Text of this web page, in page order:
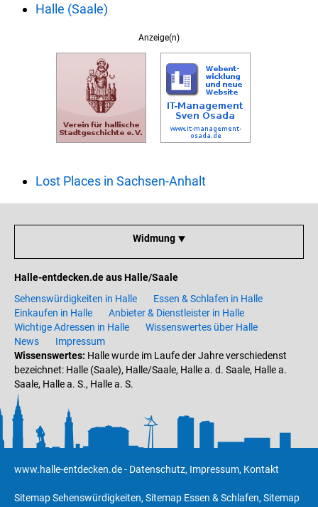
Halle (Saale)
Anzeige(n)
Lost Places in Sachsen-Anhalt
Widmung ⯆
Halle-entdecken.de aus Halle/Saale
Sehenswürdigkeiten in Halle
Essen & Schlafen in Halle
Einkaufen in Halle
Anbieter & Dienstleister in Halle
Wichtige Adressen in Halle
Wissenswertes über Halle
News
Impressum
Wissenswertes: Halle wurde im Laufe der Jahre verschiedenst
bezeichnet: Halle (Saale), Halle/Saale, Halle a. d. Saale, Halle a.
Saale, Halle a. S., Halle a. S.
www.halle-entdecken.de- Datenschutz, Impressum, Kontakt
Sitemap Sehenswürdigkeiten, Sitemap Essen & Schlafen, Sitemap